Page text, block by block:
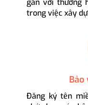
gắn với thương
trong việc xây
Bảo
Đăng ký tên